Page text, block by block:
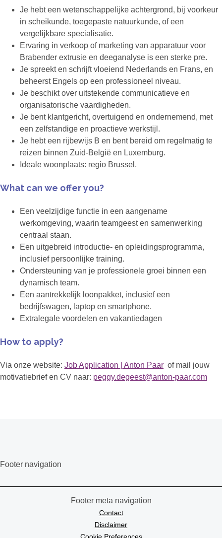
Je hebt een wetenschappelijke achtergrond, bij voorkeur
in scheikunde, toegepaste natuurkunde, of een
vergelijkbare specialisatie.
Ervaring in verkoop of marketing van apparatuur voor
Brabender extrusie en deeganalyse is een sterke pre.
Je spreekt en schrijft vloeiend Nederlands en Frans, en
beheerst Engels op een professioneel niveau.
Je beschikt over uitstekende communicatieve en
organisatorische vaardigheden.
Je bent klantgericht, overtuigend en ondernemend, met
een zelfstandige en proactieve werkstijl.
Je hebt een rijbewijs B en bent bereid om regelmatig te
reizen binnen Zuid-België en Luxemburg.
Ideale woonplaats: regio Brussel.
What can we offer you?
Een veelzijdige functie in een aangename
werkomgeving, waarin teamgeest en samenwerking
centraal staan.
Een uitgebreid introductie- en opleidingsprogramma,
inclusief persoonlijke training.
Ondersteuning van je professionele groei binnen een
dynamisch team.
Een aantrekkelijk loonpakket, inclusief een
bedrijfswagen, laptop en smartphone.
Extralegale voordelen en vakantiedagen
How to apply?
Via onze website: Job Application | Anton Paar of mail jouw
motivatiebrief en CV naar: peggy.degeest@anton-paar.com
Footer navigation
Footer meta navigation
Contact
Disclaimer